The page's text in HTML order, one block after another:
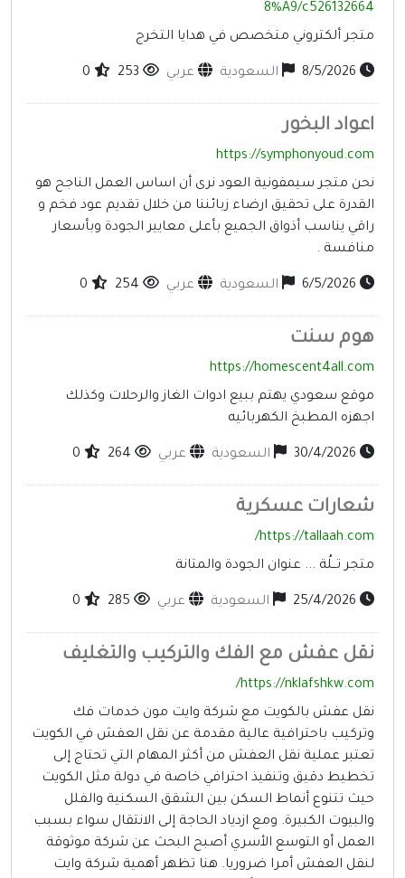
8%A9/c526132664
متجر ألكتروني متخصص في هدايا التخرج
السعودية عربي 253
0
اعواد البخور
https://symphonyoud.com
نحن متجر سيمفونية العود نرى أن اساس العمل الناجح هو
القدرة على تحقيق ارضاء زبائننا من خلال تقديم عود فخم و
راقي يناسب أذواق الجميع بأعلى معايير الجودة وبأسعار
منافسة .
السعودية عربي 254
0
هوم سنت
https://homescent4all.com
موقع سعودي يهتم ببيع ادوات الغاز والرحلات وكذلك
اجهزه المطبخ الكهربائيه
السعودية عربي 264
0
شعارات عسكرية
https://tallaah.com/
متجر تــلُة ... عنوان الجودة والمتانة
السعودية عربي 285
0
نقل عفش مع الفك والتركيب والتغليف
https://nklafshkw.com/
نقل عفش بالكويت مع شركة وايت مون خدمات فك
وتركيب باحترافية عالية مقدمة عن نقل العفش في الكويت
تعتبر عملية نقل العفش من أكثر المهام التي تحتاج إلى
تخطيط دقيق وتنفيذ احترافي خاصة في دولة مثل الكويت
حيث تتنوع أنماط السكن بين الشقق السكنية والفلل
والبيوت الكبيرة. ومع ازدياد الحاجة إلى الانتقال سواء بسبب
العمل أو التوسع الأسري أصبح البحث عن شركة موثوقة
لنقل العفش أمرا ضروريا. هنا تظهر أهمية شركة وايت